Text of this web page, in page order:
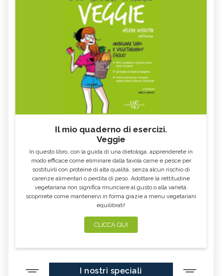
Il mio quaderno di esercizi.
Veggie
In questo libro, con la guida di una dietologa, apprenderete in
modo efficace come eliminare dalla tavola carne e pesce per
sostituirli con proteine di alta qualità, senza alcun rischio di
carenze alimentari o perdita di peso. Adottare la rettitudine
vegetariana non significa rinunciare al gusto o alla varietà:
scoprirete come mantenervi in forma grazie a menu vegetariani
equilibrati!
CLICCA QUI
I nostri speciali